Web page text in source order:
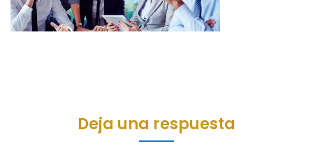
Deja una respuesta